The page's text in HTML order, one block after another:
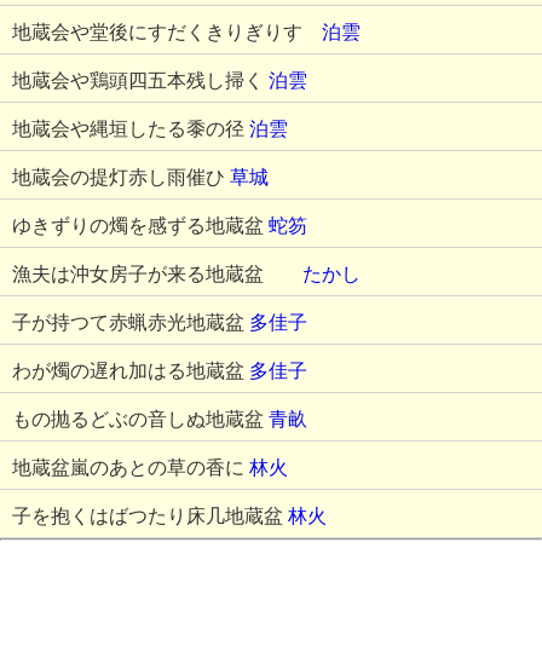
地蔵会や堂後にすだくきりぎりす 泊雲
地蔵会や鶏頭四五本残し掃く 泊雲
地蔵会や縄垣したる黍の径 泊雲
地蔵会の提灯赤し雨催ひ 草城
ゆきずりの燭を感ずる地蔵盆 蛇笏
漁夫は沖女房子が来る地蔵盆 たかし
子が持つて赤蝋赤光地蔵盆 多佳子
わが燭の遅れ加はる地蔵盆 多佳子
もの抛るどぶの音しぬ地蔵盆 青畝
地蔵盆嵐のあとの草の香に 林火
子を抱くはばつたり床几地蔵盆 林火